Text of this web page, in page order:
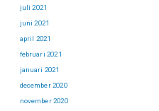
juli 2021
juni 2021
april 2021
februari 2021
januari 2021
december 2020
november 2020